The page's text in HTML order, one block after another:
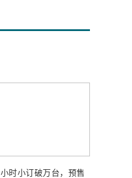
时小订破万台，预售